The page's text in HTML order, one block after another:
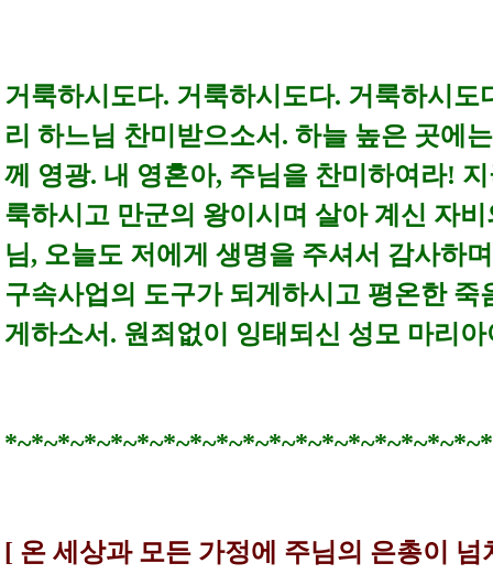
거룩하시도다. 거룩하시도다. 거룩하시도
리 하느님 찬미받으소서. 하늘 높은 곳에
께 영광. 내 영혼아, 주님을 찬미하여라!
룩하시고 만군의 왕이시며 살아 계신 자
님, 오늘도 저에게 생명을 주셔서 감사하
구속사업의 도구가 되게하시고 평온한 죽
게하소서. 원죄없이 잉태되신 성모 마리
[ 온 세상과 모든 가정에 주님의 은총이 넘